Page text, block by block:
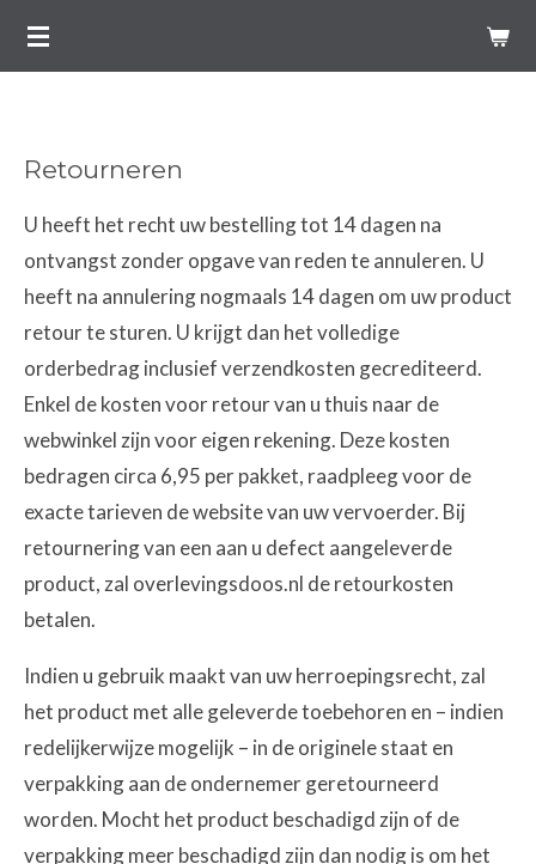
Ga
hoofdinhoud
Retourneren
U heeft het recht uw bestelling tot 14 dagen na
ontvangst zonder opgave van reden te annuleren. U
heeft na annulering nogmaals 14 dagen om uw product
retour te sturen. U krijgt dan het volledige
orderbedrag inclusief verzendkosten gecrediteerd.
Enkel de kosten voor retour van u thuis naar de
webwinkel zijn voor eigen rekening. Deze kosten
bedragen circa 6,95 per pakket, raadpleeg voor de
exacte tarieven de website van uw vervoerder. Bij
retournering van een aan u defect aangeleverde
product, zal overlevingsdoos.nl de retourkosten
betalen.
Indien u gebruik maakt van uw herroepingsrecht, zal
het product met alle geleverde toebehoren en – indien
redelijkerwijze mogelijk – in de originele staat en
verpakking aan de ondernemer geretourneerd
worden. Mocht het product beschadigd zijn of de
verpakking meer beschadigd zijn dan nodig is om het